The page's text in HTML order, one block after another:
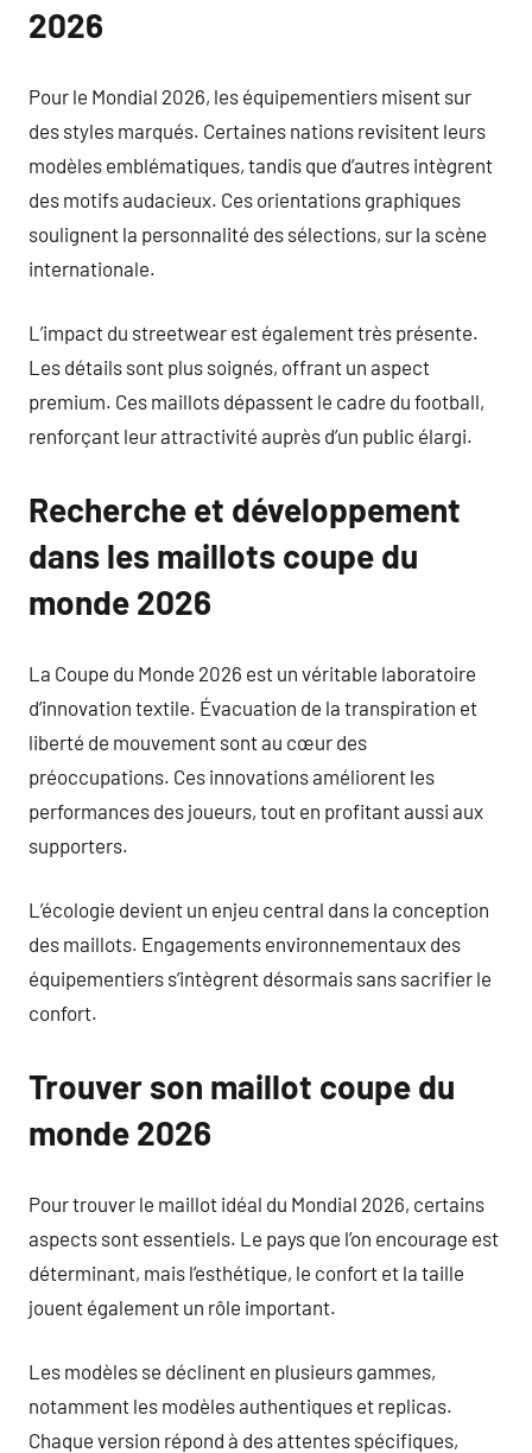
2026
Pour le Mondial 2026, les équipementiers misent sur
des styles marqués. Certaines nations revisitent leurs
modèles emblématiques, tandis que d’autres intègrent
des motifs audacieux. Ces orientations graphiques
soulignent la personnalité des sélections, sur la scène
internationale.
L’impact du streetwear est également très présente.
Les détails sont plus soignés, offrant un aspect
premium. Ces maillots dépassent le cadre du football,
renforçant leur attractivité auprès d’un public élargi.
Recherche et développement
dans les maillots coupe du
monde 2026
La Coupe du Monde 2026 est un véritable laboratoire
d’innovation textile. Évacuation de la transpiration et
liberté de mouvement sont au cœur des
préoccupations. Ces innovations améliorent les
performances des joueurs, tout en profitant aussi aux
supporters.
L’écologie devient un enjeu central dans la conception
des maillots. Engagements environnementaux des
équipementiers s’intègrent désormais sans sacrifier le
confort.
Trouver son maillot coupe du
monde 2026
Pour trouver le maillot idéal du Mondial 2026, certains
aspects sont essentiels. Le pays que l’on encourage est
déterminant, mais l’esthétique, le confort et la taille
jouent également un rôle important.
Les modèles se déclinent en plusieurs gammes,
notamment les modèles authentiques et replicas.
Chaque version répond à des attentes spécifiques,